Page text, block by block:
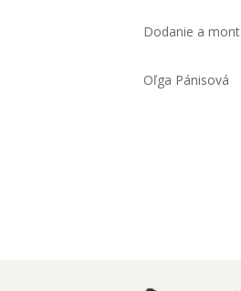
Dodanie a
Oľga Pánisová